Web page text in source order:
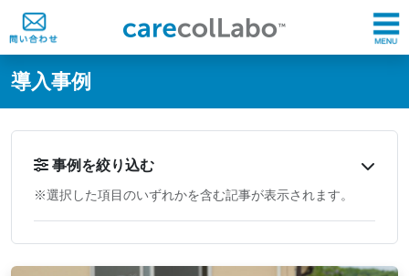
@ -0,0 +1,60 @@
導入事例
事例を絞り込む
※選択した項目のいずれかを含む記事が表示されます。